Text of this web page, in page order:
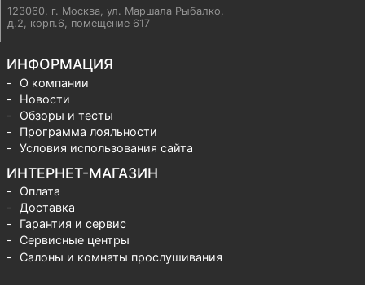
123060, г. Москва, ул. Маршала Рыбалко,
д.2, корп.6, помещение 617
ИНФОРМАЦИЯ
О компании
Новости
Обзоры и тесты
Программа лояльности
Условия использования сайта
ИНТЕРНЕТ-МАГАЗИН
Оплата
Доставка
Гарантия и сервис
Сервисные центры
Салоны и комнаты прослушивания